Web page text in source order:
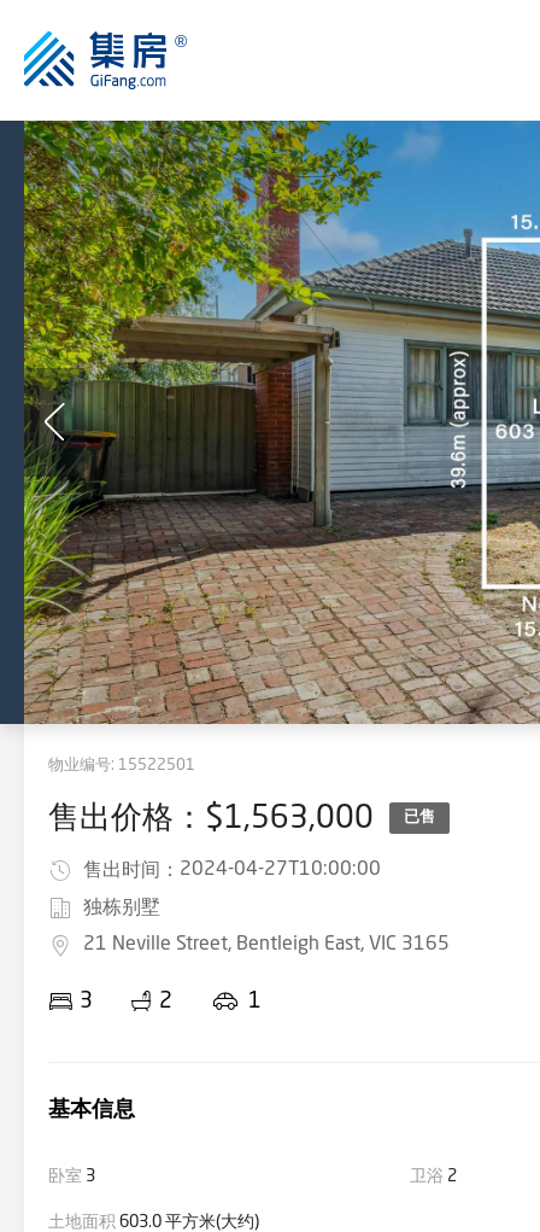
物业编号: 15522501
售出价格：$1,563,000 已售
售出时间： 2024-04-27T10:00:00
独栋别墅
21 Neville Street, Bentleigh East, VIC 3165
3 2 1
基本信息
卧室 3 卫浴 2
土地面积 603.0 平方米(大约)